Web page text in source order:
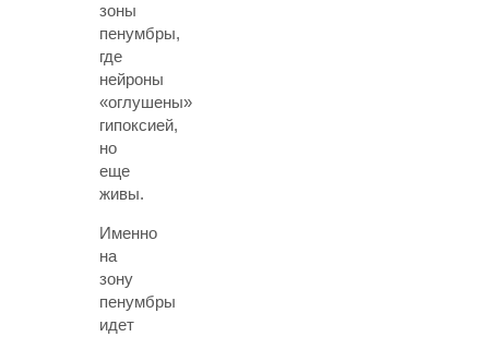
зоны
пенумбры,
где
нейроны
«оглушены»
гипоксией,
но
еще
живы.
Именно
на
зону
пенумбры
идет